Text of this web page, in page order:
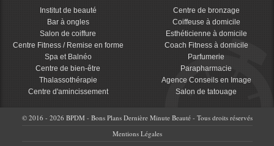
Institut de beauté
Bar à ongles
Salon de coiffure
Centre Fitness / Remise en forme
Spa et Balnéo
Centre de bien-être
Thalassothérapie
Centre d'amincissement
Centre de bronzage
Coiffeuse à domicile
Esthéticienne à domicile
Coach Fitness à domicile
Parfumerie
Parapharmacie
Agence Conseils en Image
Salon de tatouage
© 2016 - 2026 BPDM - Bons Plans Dernière Minute Beauté - Tous droits réservés
Mentions Légales